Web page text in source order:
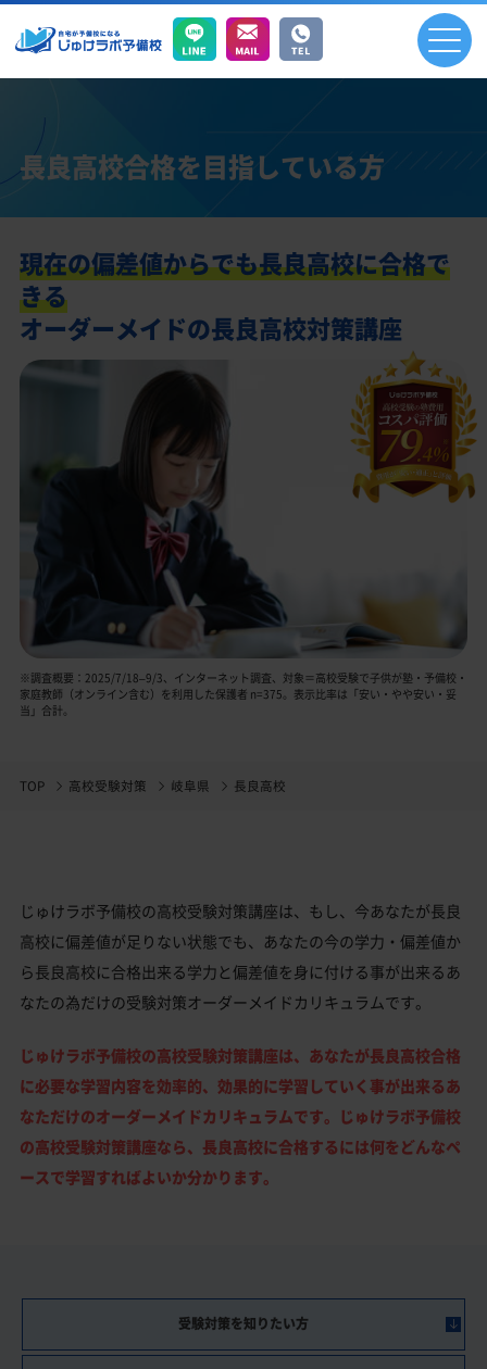
長良高校合格を目指している方
現在の偏差値からでも長良高校に合格で
きる
オーダーメイドの長良高校対策講座
※調査概要：2025/7/18–9/3、インターネット調査、対象＝高校受験で子供が塾・予備校・
家庭教師（オンライン含む）を利用した保護者 n=375。表示比率は「安い・やや安い・妥
当」合計。
TOP 高校受験対策 岐阜県 長良高校
じゅけラボ予備校の高校受験対策講座は、もし、今あなたが長良
高校に偏差値が足りない状態でも、あなたの今の学力・偏差値か
ら長良高校に合格出来る学力と偏差値を身に付ける事が出来るあ
なたの為だけの受験対策オーダーメイドカリキュラムです。
じゅけラボ予備校の高校受験対策講座は、あなたが長良高校合格
に必要な学習内容を効率的、効果的に学習していく事が出来るあ
なただけのオーダーメイドカリキュラムです。じゅけラボ予備校
の高校受験対策講座なら、長良高校に合格するには何をどんなペ
ースで学習すればよいか分かります。
受験対策を知りたい方